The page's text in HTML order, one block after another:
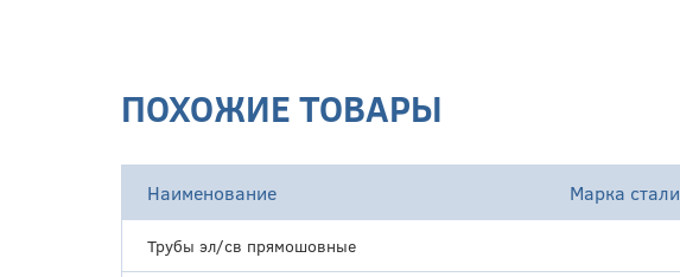
ПОХОЖИЕ ТОВАРЫ
Наименование Марка стали
Трубы эл/св прямошовные